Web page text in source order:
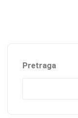
Pretraga